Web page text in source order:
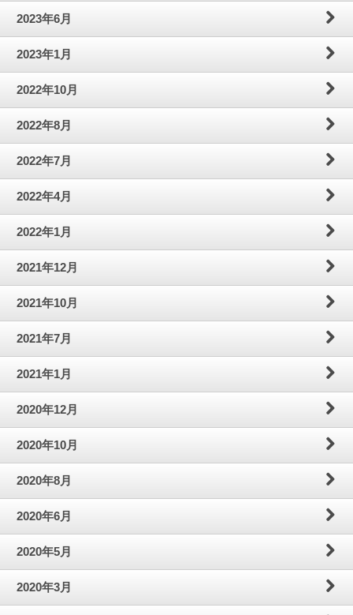
2023年6月
2023年1月
2022年10月
2022年8月
2022年7月
2022年4月
2022年1月
2021年12月
2021年10月
2021年7月
2021年1月
2020年12月
2020年10月
2020年8月
2020年6月
2020年5月
2020年3月